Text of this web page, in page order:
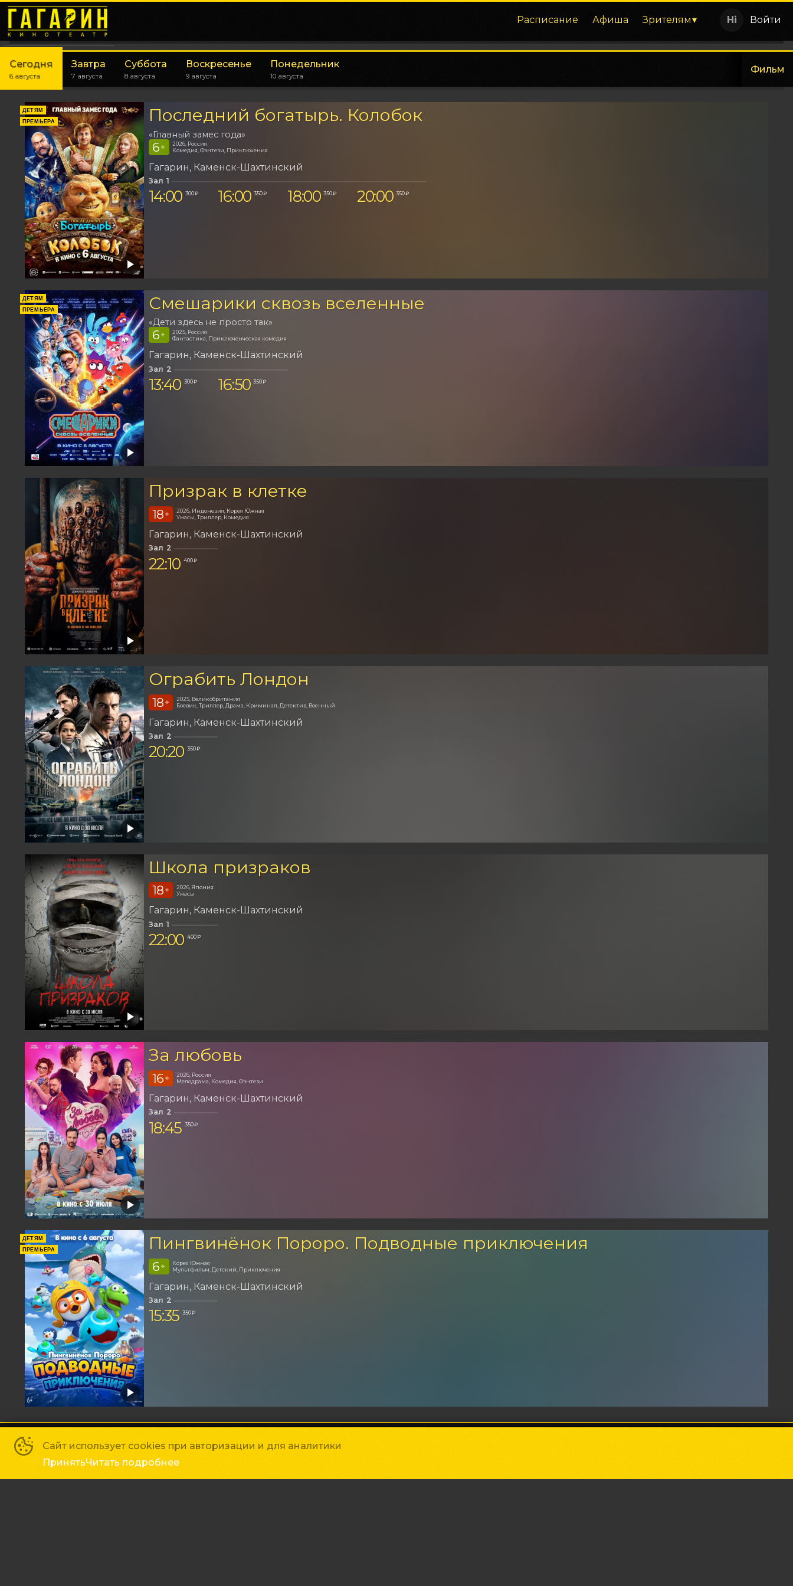
Расписание Афиша Зрителям Войти
Сегодня
6 августа
Завтра
7 августа
Суббота
8 августа
Воскресенье
9 августа
Понедельник
10 августа
Фильм
ДЕТЯМ
ПРЕМЬЕРА
Последний богатырь. Колобок
«Главный замес года»
6 +
2026, Россия
Комедия, Фэнтези, Приключения
Гагарин Каменск-Шахтинский
Зал 1
14:00 300 ₽ 16:00 350 ₽ 18:00 350 ₽ 20:00 350 ₽
ДЕТЯМ
ПРЕМЬЕРА
Смешарики сквозь вселенные
«Дети здесь не просто так»
6 +
2025, Россия
Фантастика, Приключенческая комедия
Гагарин Каменск-Шахтинский
Зал 2
13:40 300 ₽ 16:50 350 ₽
Призрак в клетке
18 +
2026, Индонезия, Корея Южная
Ужасы, Триллер, Комедия
Гагарин Каменск-Шахтинский
Зал 2
22:10 400 ₽
Ограбить Лондон
18 +
2025, Великобритания
Боевик, Триллер, Драма, Криминал, Детектив, Военный
Гагарин Каменск-Шахтинский
Зал 2
20:20 350 ₽
Школа призраков
18 +
2026, Япония
Ужасы
Гагарин Каменск-Шахтинский
Зал 1
22:00 400 ₽
За любовь
16 +
2026, Россия
Мелодрама, Комедия, Фэнтези
Гагарин Каменск-Шахтинский
Зал 2
18:45 350 ₽
ДЕТЯМ
ПРЕМЬЕРА
Пингвинёнок Пороро. Подводные приключения
6 +
Корея Южная
Мультфильм, Детский, Приключения
Гагарин Каменск-Шахтинский
Зал 2
15:35 350 ₽
Сайт использует cookies при авторизации и для аналитики
ПринятьЧитать подробнее
Основное
Афиша
Правила и соглашения